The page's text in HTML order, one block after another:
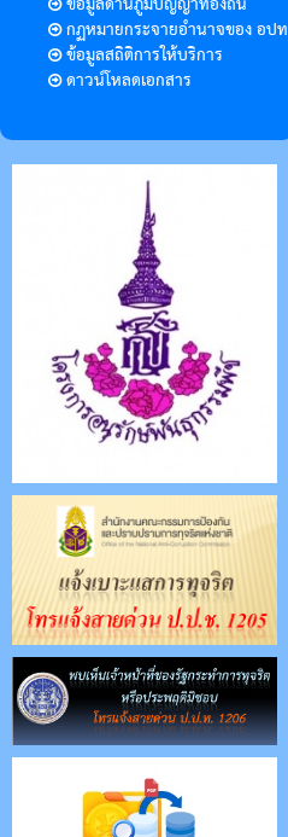
กฏหมายกระจายอำนาจของ อปท
ข้อมูลสถิติการให้บริการ
ดาวน์โหลดเอกสาร